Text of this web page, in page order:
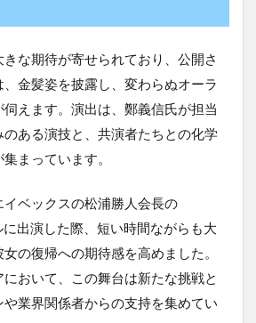
な期待が寄せられており、公開さ
金髪姿を披露し、変わらぬオーラ
えます。演出は、鄭義信氏が担当
のある演技と、共演者たちとの化学
まっています。
ベックスの松浦勝人会長の
出演した際、短い時間ながらも大
の復帰への期待感を高めました。
おいて、この舞台は新たな挑戦と
業界関係者からの支持を集めてい